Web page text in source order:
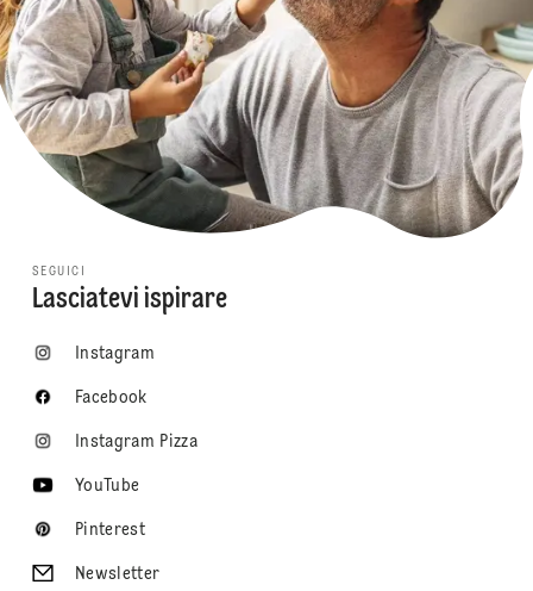
SEGUICI
Lasciatevi ispirare
Instagram
Facebook
Instagram Pizza
YouTube
Pinterest
Newsletter